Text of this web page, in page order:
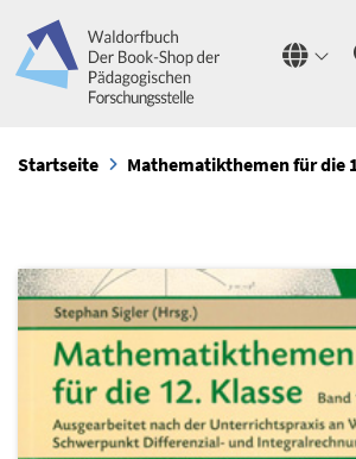
Startseite Mathematikthemen für die